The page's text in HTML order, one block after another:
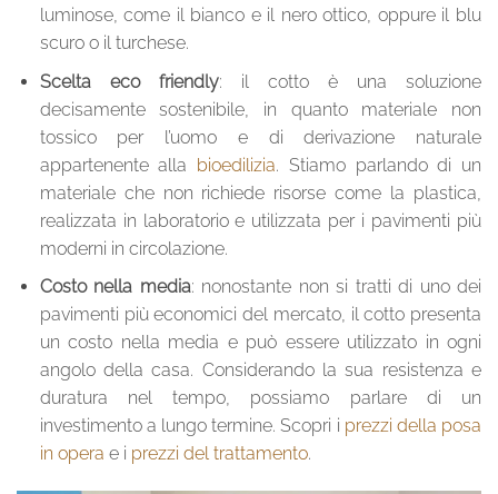
luminose, come il bianco e il nero ottico, oppure il blu
scuro o il turchese.
Scelta eco friendly: il cotto è una soluzione
decisamente sostenibile, in quanto materiale non
tossico per l’uomo e di derivazione naturale
appartenente alla bioedilizia. Stiamo parlando di un
materiale che non richiede risorse come la plastica,
realizzata in laboratorio e utilizzata per i pavimenti più
moderni in circolazione.
Costo nella media: nonostante non si tratti di uno dei
pavimenti più economici del mercato, il cotto presenta
un costo nella media e può essere utilizzato in ogni
angolo della casa. Considerando la sua resistenza e
duratura nel tempo, possiamo parlare di un
investimento a lungo termine. Scopri i prezzi della posa
in opera e i prezzi del trattamento.